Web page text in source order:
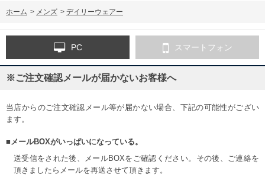
ホーム > メンズ > デイリーウェアー
PC スマートフォン
※ご注文確認メールが届かないお客様へ
当店からのご注文確認メール等が届かない場合、下記の可能性がござい
ます。
■メールBOXがいっぱいになっている。
送受信をされた後、メールBOXをご確認ください。その後、ご連絡を
頂きましたらメールを再送させて頂きます。